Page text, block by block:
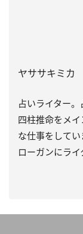
ヤササキミカ
占いライター。
四柱推命をメ
な仕事をして
ローガンにライ